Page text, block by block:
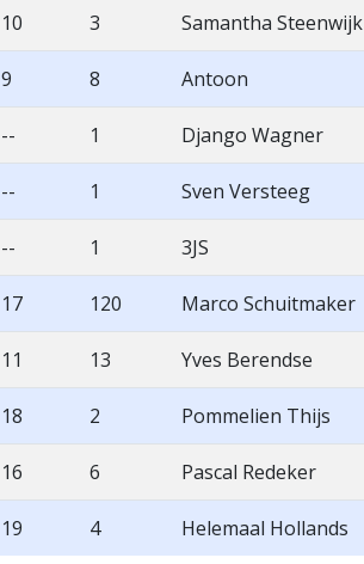
10 3 Samantha Steenwijk
9 8 Antoon
-- 1 Django Wagner
-- 1 Sven Versteeg
-- 1 3JS
17 120 Marco Schuitmaker
11 13 Yves Berendse
18 2 Pommelien Thijs
16 6 Pascal Redeker
19 4 Helemaal Hollands